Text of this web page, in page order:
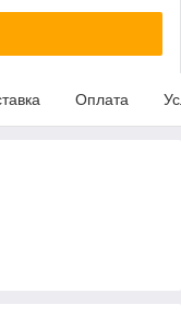
Оплата